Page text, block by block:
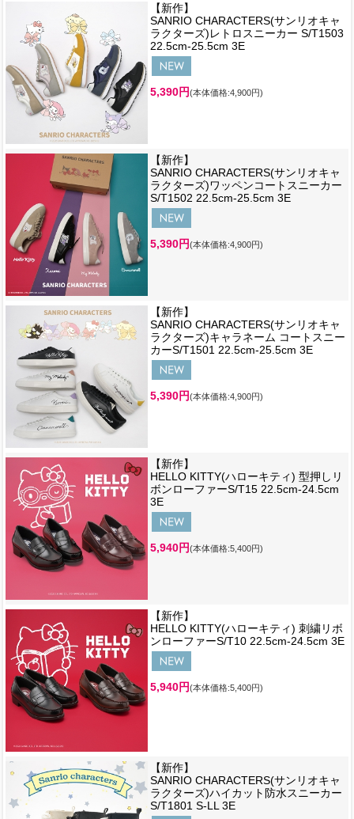
【新作】
SANRIO CHARACTERS(サンリオキャ
ラクターズ)レトロスニーカー S/T1503
22.5cm-25.5cm 3E
5,390円(本体価格:4,900円)
【新作】
SANRIO CHARACTERS(サンリオキャ
ラクターズ)ワッペンコートスニーカー
S/T1502 22.5cm-25.5cm 3E
5,390円(本体価格:4,900円)
【新作】
SANRIO CHARACTERS(サンリオキャ
ラクターズ)キャラネーム コートスニー
カーS/T1501 22.5cm-25.5cm 3E
5,390円(本体価格:4,900円)
【新作】
HELLO KITTY(ハローキティ) 型押しリ
ボンローファーS/T15 22.5cm-24.5cm
3E
5,940円(本体価格:5,400円)
【新作】
HELLO KITTY(ハローキティ) 刺繍リボ
ンローファーS/T10 22.5cm-24.5cm 3E
5,940円(本体価格:5,400円)
【新作】
SANRIO CHARACTERS(サンリオキャ
ラクターズ)ハイカット防水スニーカー
S/T1801 S-LL 3E